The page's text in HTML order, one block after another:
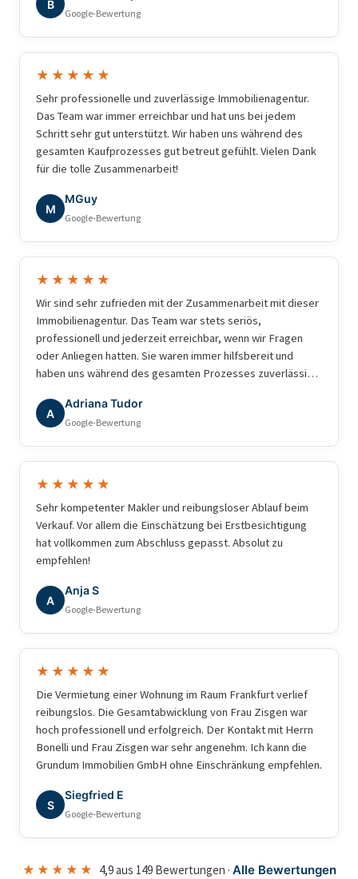
B
Google-Bewertung
★★★★★
Sehr professionelle und zuverlässige Immobilienagentur.
Das Team war immer erreichbar und hat uns bei jedem
Schritt sehr gut unterstützt. Wir haben uns während des
gesamten Kaufprozesses gut betreut gefühlt. Vielen Dank
für die tolle Zusammenarbeit!
M
MGuy
Google-Bewertung
★★★★★
Wir sind sehr zufrieden mit der Zusammenarbeit mit dieser
Immobilienagentur. Das Team war stets seriös,
professionell und jederzeit erreichbar, wenn wir Fragen
oder Anliegen hatten. Sie waren immer hilfsbereit und
haben uns während des gesamten Prozesses zuverlässig
weiterempfehlen.
A
Adriana Tudor
Google-Bewertung
★★★★★
Sehr kompetenter Makler und reibungsloser Ablauf beim
Verkauf. Vor allem die Einschätzung bei Erstbesichtigung
hat vollkommen zum Abschluss gepasst. Absolut zu
empfehlen!
A
Anja S
Google-Bewertung
★★★★★
Die Vermietung einer Wohnung im Raum Frankfurt verlief
reibungslos. Die Gesamtabwicklung von Frau Zisgen war
hoch professionell und erfolgreich. Der Kontakt mit Herrn
Bonelli und Frau Zisgen war sehr angenehm. Ich kann die
Grundum Immobilien GmbH ohne Einschränkung empfehlen.
S
Siegfried E
Google-Bewertung
★★★★★ 4,9 aus 149 Bewertungen · Alle Bewertungen